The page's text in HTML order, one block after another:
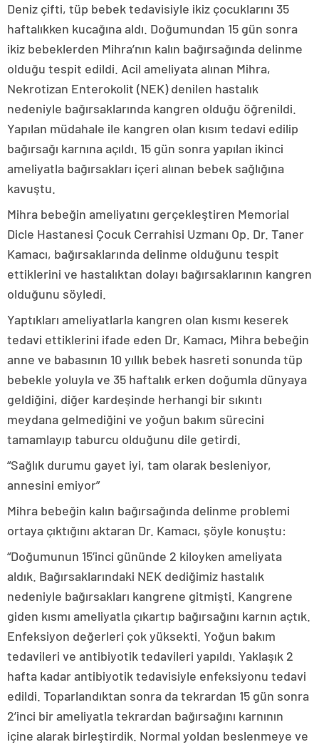
Deniz çifti, tüp bebek tedavisiyle ikiz çocuklarını 35
haftalıkken kucağına aldı. Doğumundan 15 gün sonra
ikiz bebeklerden Mihra’nın kalın bağırsağında delinme
olduğu tespit edildi. Acil ameliyata alınan Mihra,
Nekrotizan Enterokolit (NEK) denilen hastalık
nedeniyle bağırsaklarında kangren olduğu öğrenildi.
Yapılan müdahale ile kangren olan kısım tedavi edilip
bağırsağı karnına açıldı. 15 gün sonra yapılan ikinci
ameliyatla bağırsakları içeri alınan bebek sağlığına
kavuştu.
Mihra bebeğin ameliyatını gerçekleştiren Memorial
Dicle Hastanesi Çocuk Cerrahisi Uzmanı Op. Dr. Taner
Kamacı, bağırsaklarında delinme olduğunu tespit
ettiklerini ve hastalıktan dolayı bağırsaklarının kangren
olduğunu söyledi.
Yaptıkları ameliyatlarla kangren olan kısmı keserek
tedavi ettiklerini ifade eden Dr. Kamacı, Mihra bebeğin
anne ve babasının 10 yıllık bebek hasreti sonunda tüp
bebekle yoluyla ve 35 haftalık erken doğumla dünyaya
geldiğini, diğer kardeşinde herhangi bir sıkıntı
meydana gelmediğini ve yoğun bakım sürecini
tamamlayıp taburcu olduğunu dile getirdi.
“Sağlık durumu gayet iyi, tam olarak besleniyor,
annesini emiyor”
Mihra bebeğin kalın bağırsağında delinme problemi
ortaya çıktığını aktaran Dr. Kamacı, şöyle konuştu:
“Doğumunun 15’inci gününde 2 kiloyken ameliyata
aldık. Bağırsaklarındaki NEK dediğimiz hastalık
nedeniyle bağırsakları kangrene gitmişti. Kangrene
giden kısmı ameliyatla çıkartıp bağırsağını karnın açtık.
Enfeksiyon değerleri çok yüksekti. Yoğun bakım
tedavileri ve antibiyotik tedavileri yapıldı. Yaklaşık 2
hafta kadar antibiyotik tedavisiyle enfeksiyonu tedavi
edildi. Toparlandıktan sonra da tekrardan 15 gün sonra
2’inci bir ameliyatla tekrardan bağırsağını karnının
içine alarak birleştirdik. Normal yoldan beslenmeye ve